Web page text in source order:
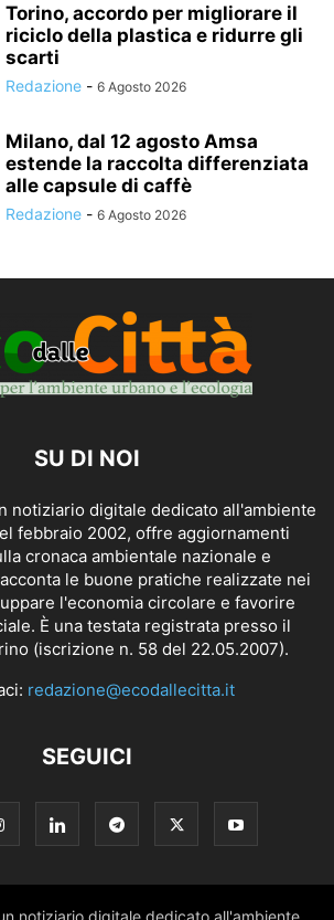
Torino, accordo per migliorare il
riciclo della plastica e ridurre gli
scarti
Redazione - 6 Agosto 2026
Milano, dal 12 agosto Amsa
estende la raccolta differenziata
alle capsule di caffè
Redazione - 6 Agosto 2026
SU DI NOI
notiziario digitale dedicato all'ambiente
febbraio 2002, offre aggiornamenti
cronaca ambientale nazionale e
le buone pratiche realizzate nei
l'economia circolare e favorire
È una testata registrata presso il
(iscrizione n. 58 del 22.05.2007).
redazione@ecodallecitta.it
SEGUICI
notiziario digitale dedicato all'ambiente